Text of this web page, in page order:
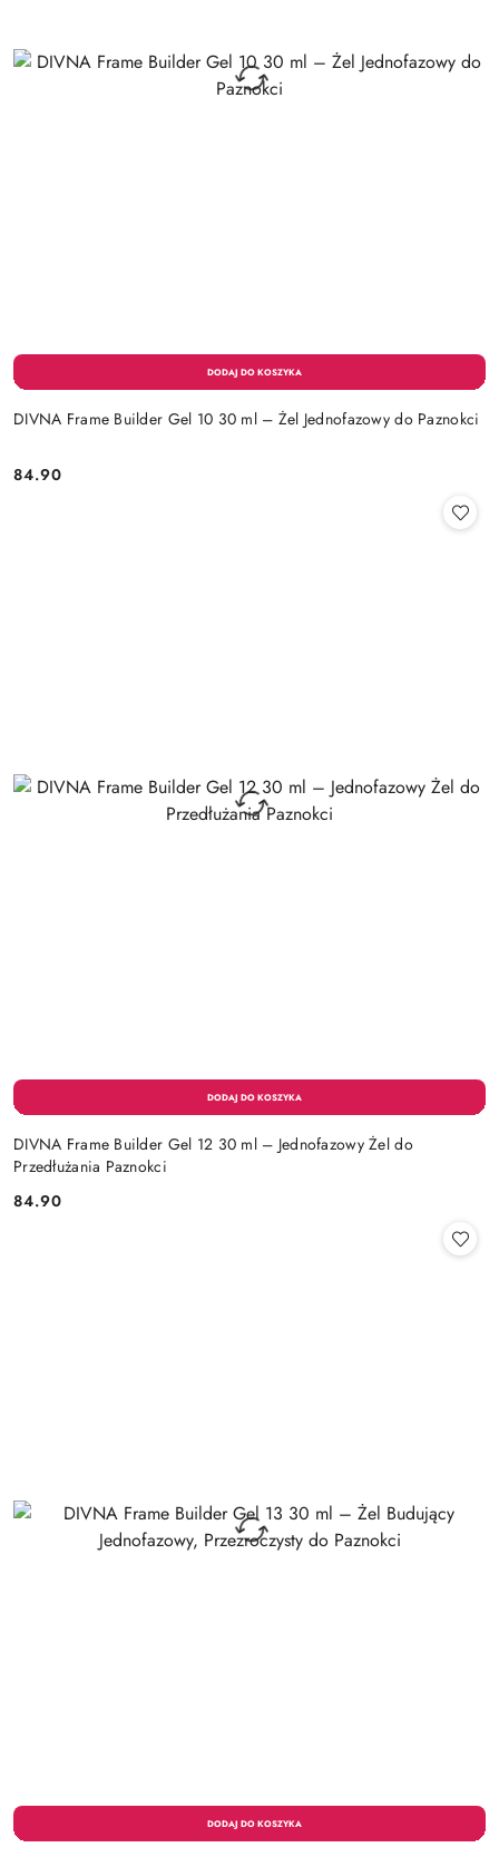
DIVNA Frame Builder Gel 10 30 ml – Żel Jednofazowy do Paznokci
Cena:
84.90
DIVNA Frame Builder Gel 12 30 ml – Jednofazowy Żel do
Przedłużania Paznokci
Cena:
84.90